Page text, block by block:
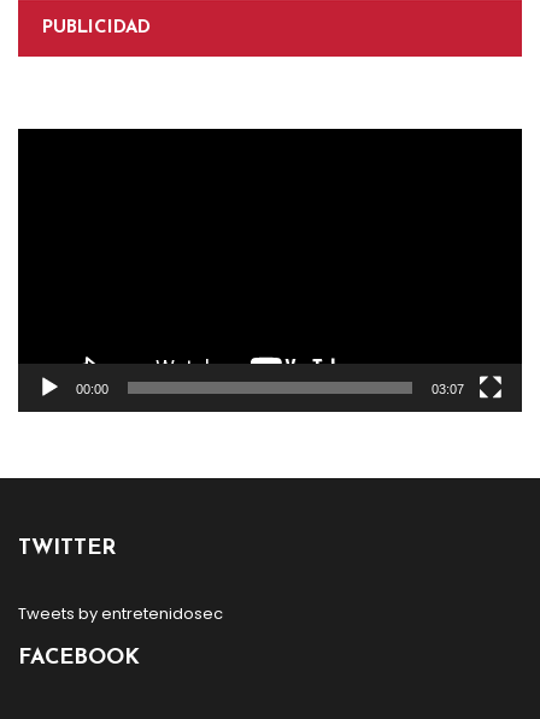
PUBLICIDAD
00:00 03:07
TWITTER
Tweets by entretenidosec
FACEBOOK